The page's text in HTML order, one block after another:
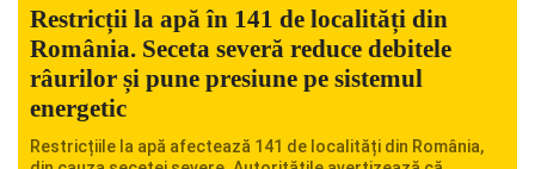
Restricții la apă în 141 de localități din
România. Seceta severă reduce debitele
râurilor și pune presiune pe sistemul
energetic
Restricțiile la apă afectează 141 de localități din România,